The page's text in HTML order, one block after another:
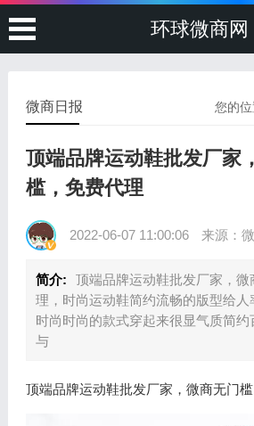
环球微商网
您的
微商日报
顶端品牌运动鞋批发厂家
槛，免费代理
2022-06-07 11:00:06 来源：
简介:
顶端品牌运动鞋批发厂家，
理，时尚运动鞋简约流畅的版型给人
时尚时尚的款式穿起来很显气质简
与
顶端品牌运动鞋批发厂家，微商无门